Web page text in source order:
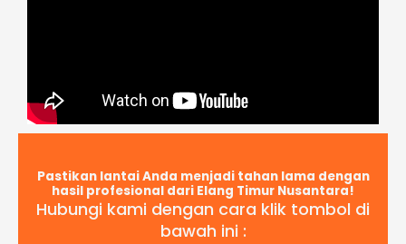
Pastikan lantai Anda menjadi tahan lama dengan
hasil profesional dari Elang Timur Nusantara!
Hubungi kami dengan cara klik tombol di
bawah ini :